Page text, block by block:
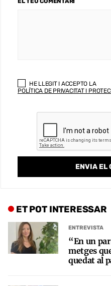
HE LLEGIT I ACCEPTO LA
POLÍTICA DE PRIVACITAT I
ET POT INTERESSAR
ENTREVISTA
“En un
metges
quedat al